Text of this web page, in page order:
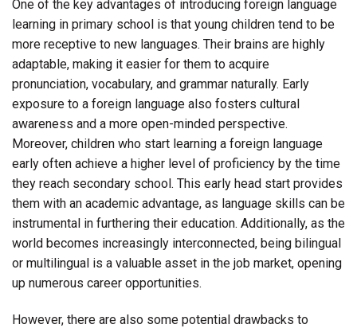
One of the key advantages of introducing foreign language
learning in primary school is that young children tend to be
more receptive to new languages. Their brains are highly
adaptable, making it easier for them to acquire
pronunciation, vocabulary, and grammar naturally. Early
exposure to a foreign language also fosters cultural
awareness and a more open-minded perspective.
Moreover, children who start learning a foreign language
early often achieve a higher level of proficiency by the time
they reach secondary school. This early head start provides
them with an academic advantage, as language skills can be
instrumental in furthering their education. Additionally, as the
world becomes increasingly interconnected, being bilingual
or multilingual is a valuable asset in the job market, opening
up numerous career opportunities.
However, there are also some potential drawbacks to